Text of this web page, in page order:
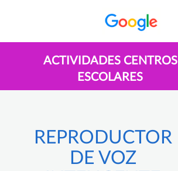
ACTIVIDADES CENTROS
ESCOLARES
REPRODUCTOR
DE VOZ